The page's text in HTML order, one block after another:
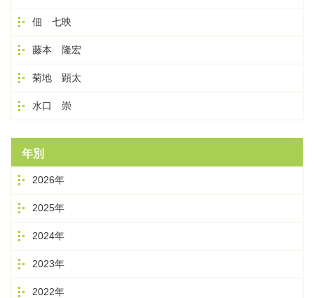
佃 七映
藤本 隆宏
菊地 顕太
水口 崇
年別
2026年
2025年
2024年
2023年
2022年